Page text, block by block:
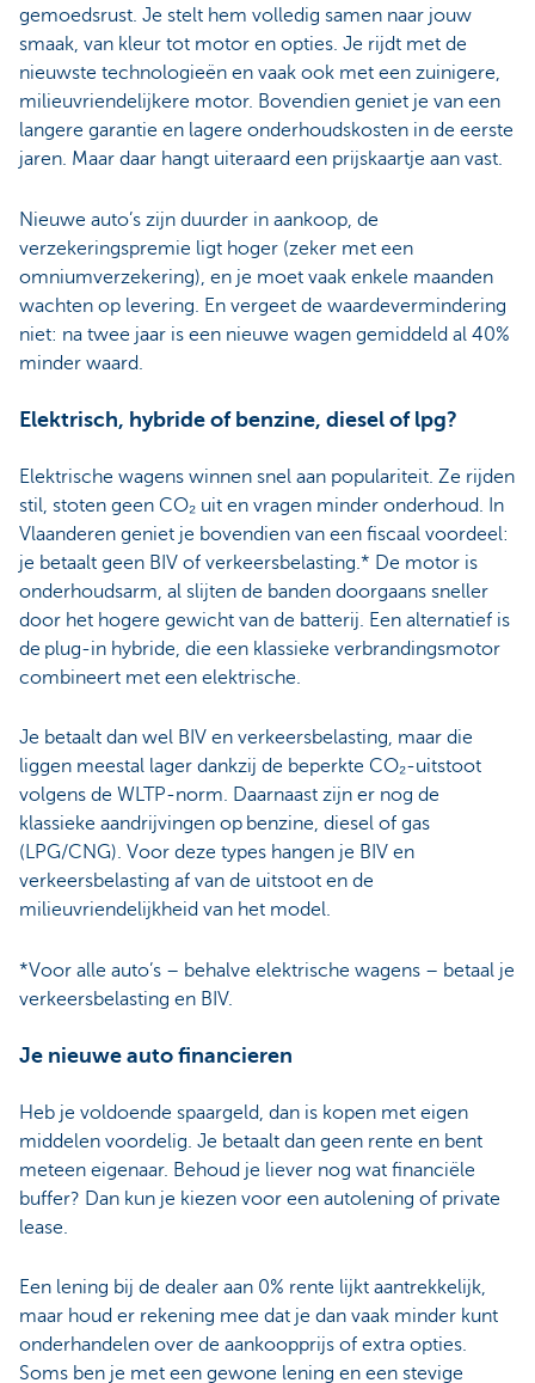
gemoedsrust. Je stelt hem volledig samen naar jouw
smaak, van kleur tot motor en opties. Je rijdt met de
nieuwste technologieën en vaak ook met een zuinigere,
milieuvriendelijkere motor. Bovendien geniet je van een
langere garantie en lagere onderhoudskosten in de eerste
jaren. Maar daar hangt uiteraard een prijskaartje aan vast.
Nieuwe auto’s zijn duurder in aankoop, de
verzekeringspremie ligt hoger (zeker met een
omniumverzekering), en je moet vaak enkele maanden
wachten op levering. En vergeet de waardevermindering
niet: na twee jaar is een nieuwe wagen gemiddeld al 40%
minder waard.
Elektrisch, hybride of benzine, diesel of lpg?
Elektrische wagens winnen snel aan populariteit. Ze rijden
stil, stoten geen CO₂ uit en vragen minder onderhoud. In
Vlaanderen geniet je bovendien van een fiscaal voordeel:
je betaalt geen BIV of verkeersbelasting.* De motor is
onderhoudsarm, al slijten de banden doorgaans sneller
door het hogere gewicht van de batterij. Een alternatief is
de plug-in hybride, die een klassieke verbrandingsmotor
combineert met een elektrische.
Je betaalt dan wel BIV en verkeersbelasting, maar die
liggen meestal lager dankzij de beperkte CO₂-uitstoot
volgens de WLTP-norm. Daarnaast zijn er nog de
klassieke aandrijvingen op benzine, diesel of gas
(LPG/CNG). Voor deze types hangen je BIV en
verkeersbelasting af van de uitstoot en de
milieuvriendelijkheid van het model.
*Voor alle auto’s – behalve elektrische wagens – betaal je
verkeersbelasting en BIV.
Je nieuwe auto financieren
Heb je voldoende spaargeld, dan is kopen met eigen
middelen voordelig. Je betaalt dan geen rente en bent
meteen eigenaar. Behoud je liever nog wat financiële
buffer? Dan kun je kiezen voor een autolening of private
lease.
Een lening bij de dealer aan 0% rente lijkt aantrekkelijk,
maar houd er rekening mee dat je dan vaak minder kunt
onderhandelen over de aankoopprijs of extra opties.
Soms ben je met een gewone lening en een stevige